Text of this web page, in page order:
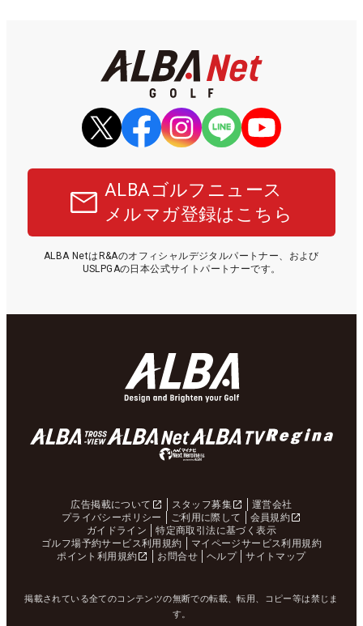
ALBAゴルフニュース
メルマガ登録はこちら
ALBA NetはR&Aのオフィシャルデジタルパートナー、および
USLPGAの日本公式サイトパートナーです。
広告掲載について スタッフ募集
運営会社
プライバシーポリシー
ご利用に際して
会員規約
ガイドライン
特定商取引法に基づく表示
ゴルフ場予約サービス利用規約
マイページサービス利用規約
ポイント利用規約
お問合せ ヘルプ サイトマップ
掲載されている全てのコンテンツの無断での転載、転用、コピー等は禁じま
す。